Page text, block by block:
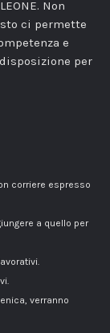
Non
ci permette
e
per
corriere espresso
a quello per
verranno